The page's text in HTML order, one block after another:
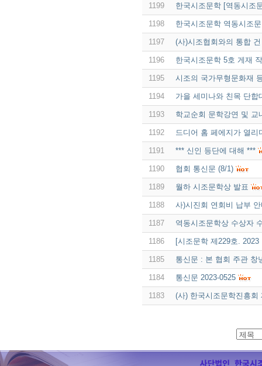
1199 한국시조문학 [역동시조
1198 한국시조문학 역동시조
1197 (사)시조협회와의 통합 건
1196 한국시조문학 5호 게재
1195 시조의 국가무형문화재
1194 가을 세미나와 친목 단합
1193 학교순회 문학강연 및 교
1192 드디어 홈 페에지가 열리
1191 *** 신인 등단에 대해 ***
1190 협회 통신문 (8/1)
1189 월하 시조문학상 발표
1188 사)시진회 연회비 납부 안
1187 역동시조문학상 수상자
1186 [시조문학 제229호.
1185 통신문 : 본 협회 주관 창
1184 통신문 2023-0525
1183 (사) 한국시조문학진흥